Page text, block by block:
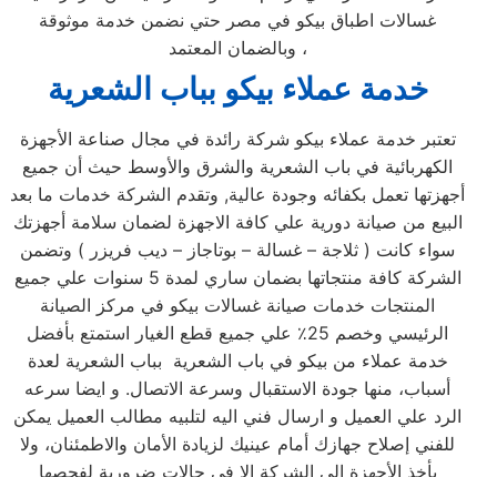
غسالات اطباق بيكو في مصر حتي نضمن خدمة موثوقة
وبالضمان المعتمد ،
خدمة عملاء بيكو بباب الشعرية
تعتبر خدمة عملاء بيكو شركة رائدة في مجال صناعة الأجهزة
الكهربائية في باب الشعرية والشرق والأوسط حيث أن جميع
أجهزتها تعمل بكفائه وجودة عالية, وتقدم الشركة خدمات ما بعد
البيع من صيانة دورية علي كافة الاجهزة لضمان سلامة أجهزتك
سواء كانت ( ثلاجة – غسالة – بوتاجاز – ديب فريزر ) وتضمن
الشركة كافة منتجاتها بضمان ساري لمدة 5 سنوات علي جميع
المنتجات خدمات صيانة غسالات بيكو في مركز الصيانة
الرئيسي وخصم 25٪ علي جميع قطع الغيار استمتع بأفضل
خدمة عملاء من بيكو في باب الشعرية بباب الشعرية لعدة
أسباب، منها جودة الاستقبال وسرعة الاتصال. و ايضا سرعه
الرد علي العميل و ارسال فني اليه لتلبيه مطالب العميل يمكن
للفني إصلاح جهازك أمام عينيك لزيادة الأمان والاطمئنان، ولا
يأخذ الأجهزة إلى الشركة إلا في حالات ضرورية لفحصها